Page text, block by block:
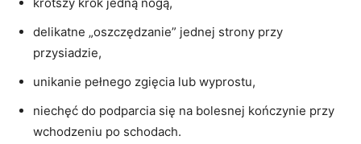
krótszy krok jedną nogą,
delikatne „oszczędzanie” jednej strony przy
przysiadzie,
unikanie pełnego zgięcia lub wyprostu,
niechęć do podparcia się na bolesnej kończynie przy
wchodzeniu po schodach.